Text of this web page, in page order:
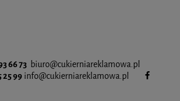
66 73 biuro@cukierniareklamowa.pl
25 99 info@cukierniareklamowa.pl